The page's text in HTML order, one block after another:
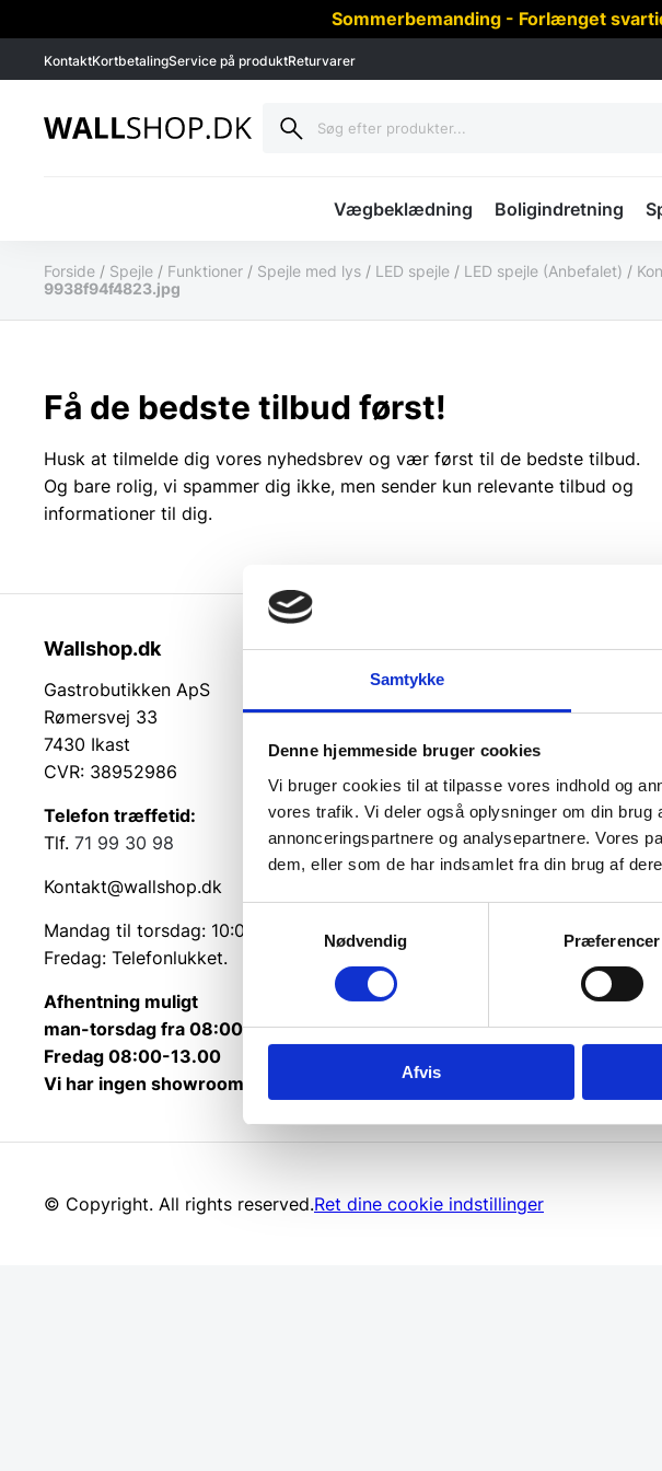
Samtykke
Denne hjemmeside bruger cookies
Vi bruger cookies til at tilpasse vores indhold og
vores trafik. Vi deler også oplysninger om din
annonceringspartnere og analysepartnere. Vores
dem, eller som de har indsamlet fra din brug af
Nødvendig
Præferencer
Afvis
Sommerbemanding - Forlænget
KontaktKortbetalingService på produktReturvarer
Vægbeklædning Boligindretning
Forside / Spejle / Funktioner / Spejle med lys / LED spejle / LED spejle (Anbefalet) /
9938f94f4823.jpg
Få de bedste tilbud først!
Husk at tilmelde dig vores nyhedsbrev og vær først til de bedste tilbud.
Og bare rolig, vi spammer dig ikke, men sender kun relevante tilbud og
informationer til dig.
Wallshop.dk
Gastrobutikken ApS
Rømersvej 33
7430 Ikast
CVR: 38952986
Telefon træffetid:
Tlf. 71 99 30 98
Kontakt@wallshop.dk
Mandag til torsdag: 10:00 – 14:00.
Fredag: Telefonlukket.
Afhentning muligt
man-torsdag fra 08:00-16:00.
Fredag 08:00-13.00
Vi har ingen showroom.
Kundeservice
Kundeservice
Kontakt
Service på produkt
Betingelser og garanti
Cookie info
© Copyright. All rights reserved.Ret dine cookie indstillinger